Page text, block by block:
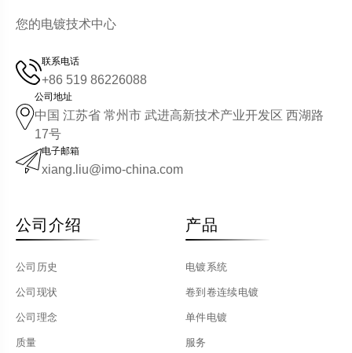
您的电镀技术中心
联系电话
+86 519 86226088
公司地址
中国 江苏省 常州市 武进高新技术产业开发区 西湖路
17号
电子邮箱
xiang.liu@imo-china.com
公司介绍
公司历史
公司现状
公司理念
质量
产品
电镀系统
卷到卷连续电镀
单件电镀
服务